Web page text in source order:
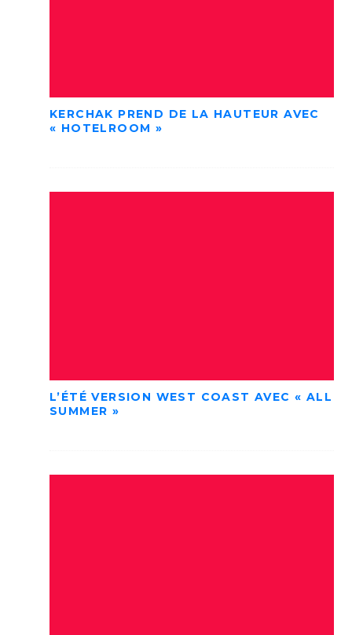
KERCHAK PREND DE LA HAUTEUR AVEC
« HOTELROOM »
L’ÉTÉ VERSION WEST COAST AVEC « ALL
SUMMER »